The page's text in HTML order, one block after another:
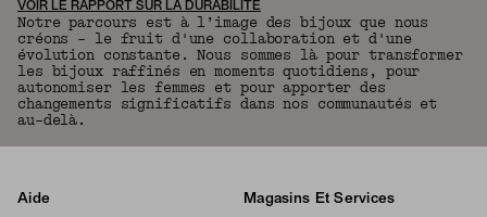
VOIR LE RAPPORT SUR LA DURABILITÉ
Notre parcours est à l’image des bijoux que nous
créons – le fruit d'une collaboration et d'une
évolution constante. Nous sommes là pour transformer
les bijoux raffinés en moments quotidiens, pour
autonomiser les femmes et pour apporter des
changements significatifs dans nos communautés et
au-delà.
Aide Magasins Et Services